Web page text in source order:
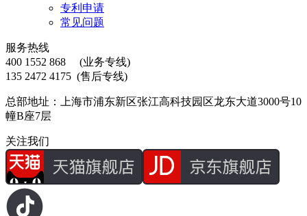
专利申请
常见问题
服务热线
400 1552 868
(业务专线)
135 2472 4175 (售后专线)
总部地址：上海市浦东新区张江高科技园区龙东大道3000号10
幢B座7层
关注我们